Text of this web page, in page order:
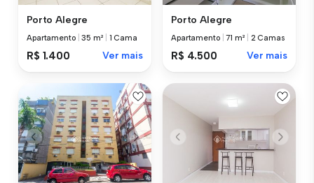
Porto Alegre
Apartamento |35 m² 1 Cama
R$ 1.400 Ver mais
Porto Alegre
Apartamento |71 m² 2 Camas
R$ 4.500 Ver mais